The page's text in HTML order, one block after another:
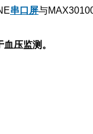
串口屏与
压监测。